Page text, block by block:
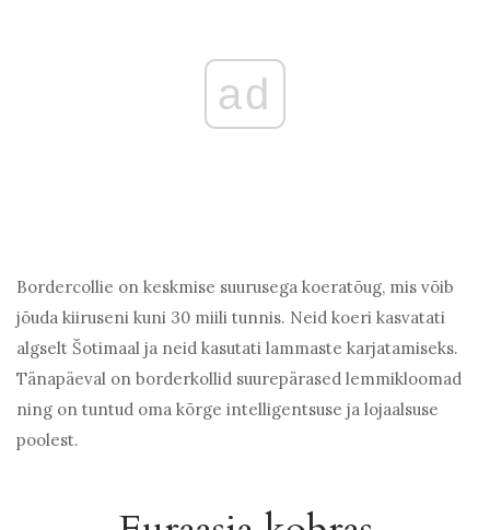
ad
Bordercollie on keskmise suurusega koeratõug, mis võib
jõuda kiiruseni kuni 30 miili tunnis. Neid koeri kasvatati
algselt Šotimaal ja neid kasutati lammaste karjatamiseks.
Tänapäeval on borderkollid suurepärased lemmikloomad
ning on tuntud oma kõrge intelligentsuse ja lojaalsuse
poolest.